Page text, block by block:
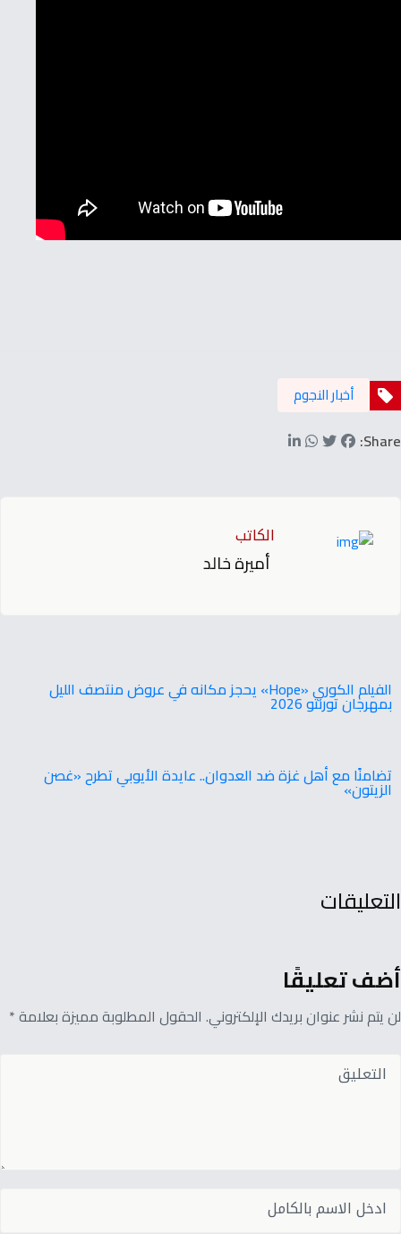
أخبار النجوم
Share:
الكاتب
أميرة خالد
‬بمهرجان‭ ‬تورنتو ‭ ‬2026
تضامنًا مع أهل غزة ضد العدوان.. عايدة الأيوبي تطرح «غصن
الزيتون»
التعليقات
أضف تعليقًا
لن يتم نشر عنوان بريدك الإلكتروني. الحقول المطلوبة مميزة بعلامة *